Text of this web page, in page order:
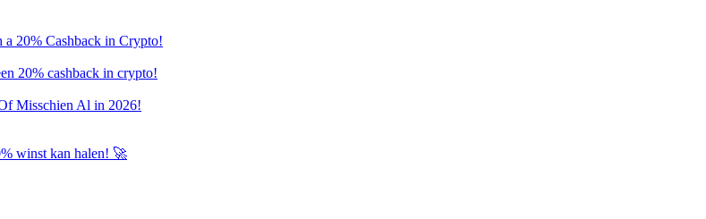
a 20% Cashback in Crypto!
20% cashback in crypto!
Misschien Al in 2026!
winst kan halen! 🚀